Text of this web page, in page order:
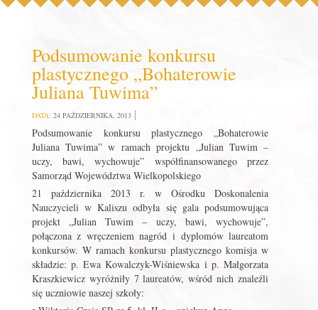
Podsumowanie konkursu
plastycznego „Bohaterowie
Juliana Tuwima”
DATA: 24 PAŹDZIERNIKA, 2013
Podsumowanie konkursu plastycznego „Bohaterowie
Juliana Tuwima” w ramach projektu „Julian Tuwim –
uczy, bawi, wychowuje” współfinansowanego przez
Samorząd Województwa Wielkopolskiego
21 października 2013 r. w Ośrodku Doskonalenia
Nauczycieli w Kaliszu odbyła się gala podsumowująca
projekt „Julian Tuwim – uczy, bawi, wychowuje”,
połączona z wręczeniem nagród i dyplomów laureatom
konkursów. W ramach konkursu plastycznego komisja w
składzie: p. Ewa Kowalczyk-Wiśniewska i p. Małgorzata
Kraszkiewicz wyróżniły 7 laureatów, wśród nich znaleźli
się uczniowie naszej szkoły: